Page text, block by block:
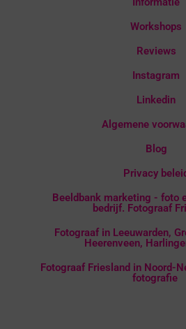
Workshops
Reviews
Instagram
Linkedin
Algemene
Blog
Privacy
Beeldbank marketing - foto
bedrijf. Fotograaf
Fotograaf in Leeuwarden,
Heerenveen,
Fotograaf Friesland in Noord-
fotografie